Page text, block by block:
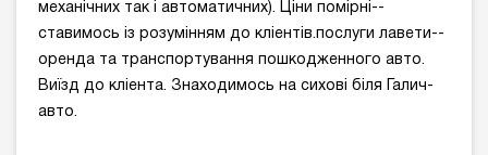
механічних так і автоматичних). Ціни помірні--
ставимось із розумінням до кліентів.послуги лавети--
оренда та транспортування пошкодженного авто.
Виїзд до кліента. Знаходимось на сихові біля Галич-
авто.